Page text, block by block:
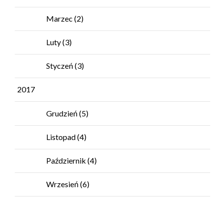
Marzec (2)
Luty(3)
Styczeń (3)
2017
Grudzień (5)
Listopad(4)
Październik (4)
Wrzesień (6)